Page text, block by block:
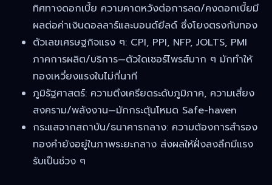
ทิศทางดอกเบี้ย ความคาดหวังต่อการลด/คงดอกเบี้ยมี
ผลต่อค่าเงินดอลลาร์และบอนด์ยีลด์ ซึ่งโยงตรงกับทอง
ตัวเลขเศรษฐกิจแรง ๆ: CPI, PPI, NFP, JOLTS, PMI
ภาคการผลิต/บริการ—ตัวใดเซอร์ไพรส์มาก ๆ มักทำให้
ทองเหวี่ยงแรงในไม่กี่นาที
ภูมิรัฐศาสตร์: ความตึงเครียดระดับภูมิภาค, ความเสี่ยง
สงคราม/พลังงาน—มักกระตุ้นโหมด Safe-haven
กระแสจากสถาบัน/ธนาคารกลาง: ความต้องการสำรอง
ทองคำยังอยู่ในภาพระยะกลาง ส่งผลให้ฝั่งลงลึกมีแรง
รับเป็นช่วง ๆ